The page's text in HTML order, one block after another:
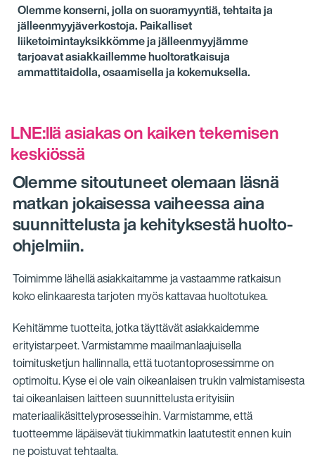
Olemme konserni, jolla on suoramyyntiä, tehtaita ja
jälleenmyyjäverkostoja. Paikalliset
liiketoimintayksikkömme ja jälleenmyyjämme
tarjoavat asiakkaillemme huoltoratkaisuja
ammattitaidolla, osaamisella ja kokemuksella.
LNE:llä asiakas on kaiken tekemisen
keskiössä
Olemme sitoutuneet olemaan läsnä
matkan jokaisessa vaiheessa aina
suunnittelusta ja kehityksestä huolto-
ohjelmiin.
Toimimme lähellä asiakkaitamme ja vastaamme ratkaisun
koko elinkaaresta tarjoten myös kattavaa huoltotukea.
Kehitämme tuotteita, jotka täyttävät asiakkaidemme
erityistarpeet. Varmistamme maailmanlaajuisella
toimitusketjun hallinnalla, että tuotantoprosessimme on
optimoitu. Kyse ei ole vain oikeanlaisen trukin valmistamisesta
tai oikeanlaisen laitteen suunnittelusta erityisiin
materiaalikäsittelyprosesseihin. Varmistamme, että
tuotteemme läpäisevät tiukimmatkin laatutestit ennen kuin
ne poistuvat tehtaalta.